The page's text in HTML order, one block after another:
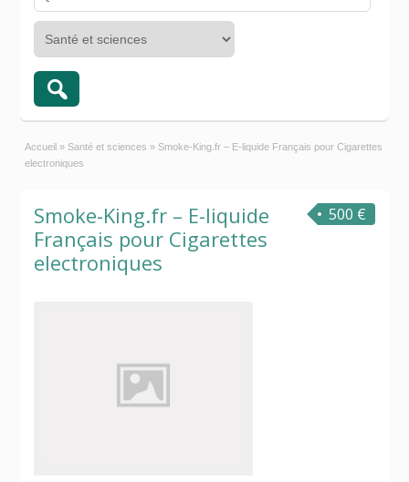
Accueil » Santé et sciences » Smoke-King.fr – E-liquide Français pour Cigarettes
electroniques
500 €
Smoke-King.fr – E-liquide
Français pour Cigarettes
electroniques